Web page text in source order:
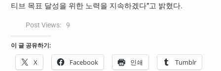
티브 목표 달성을 위한 노력을 지속하겠다”고 밝혔다.
Post Views: 9
이 글 공유하기:
X Facebook 인쇄 Tumblr